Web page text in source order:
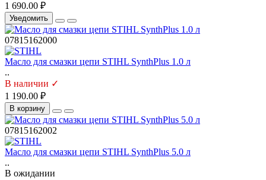
1 690.00 ₽
Уведомить
07815162000
Масло для смазки цепи STIHL SynthPlus 1.0 л
..
В наличии ✓
1 190.00 ₽
В корзину
07815162002
Масло для смазки цепи STIHL SynthPlus 5.0 л
..
В ожидании